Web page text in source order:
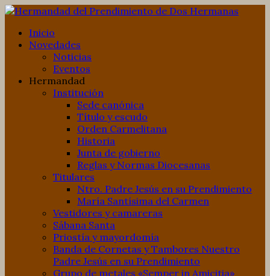
Inicio
Novedades
Noticias
Eventos
Hermandad
Institución
Sede canónica
Título y escudo
Orden Carmelitana
Historia
Junta de gobierno
Reglas y Normas Diocesanas
Titulares
Ntro. Padre Jesús en su Prendimiento
María Santísima del Carmen
Vestidores y camareras
Sábana Santa
Priostía y mayordomía
Banda de Cornetas y Tambores Nuestro
Padre Jesús en su Prendimiento
Grupo de metales «Semper in Amicitia»